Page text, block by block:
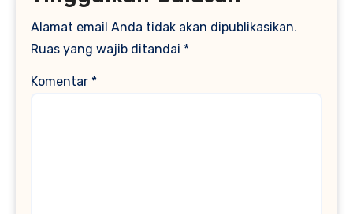
Alamat email Anda tidak akan dipublikasikan.
Ruas yang wajib ditandai *
Komentar *